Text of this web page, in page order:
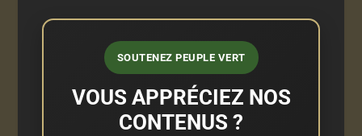
SOUTENEZ PEUPLE VERT
VOUS APPRÉCIEZ NOS
CONTENUS ?